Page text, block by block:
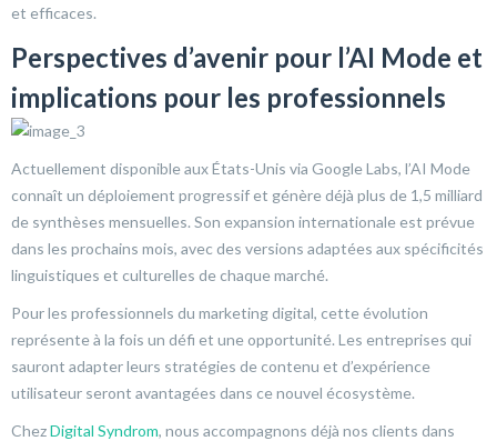
et efficaces.
Perspectives d’avenir pour l’AI Mode et
implications pour les professionnels
Actuellement disponible aux États-Unis via Google Labs, l’AI Mode
connaît un déploiement progressif et génère déjà plus de 1,5 milliard
de synthèses mensuelles. Son expansion internationale est prévue
dans les prochains mois, avec des versions adaptées aux spécificités
linguistiques et culturelles de chaque marché.
Pour les professionnels du marketing digital, cette évolution
représente à la fois un défi et une opportunité. Les entreprises qui
sauront adapter leurs stratégies de contenu et d’expérience
utilisateur seront avantagées dans ce nouvel écosystème.
ChezDigital Syndrom, nous accompagnons déjà nos clients dans